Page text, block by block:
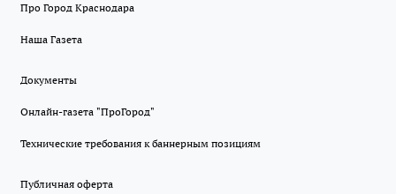
Про Город Краснодара
Наша Газета
Документы
Онлайн-газета "ПроГород"
Технические требования к баннерным позициям
Публичная оферта